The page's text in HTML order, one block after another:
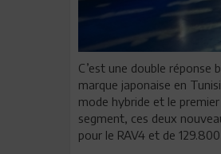
C’est une double réponse
marque japonaise en
mode hybride et le
segment, ces deux
pour le RAV4 et de